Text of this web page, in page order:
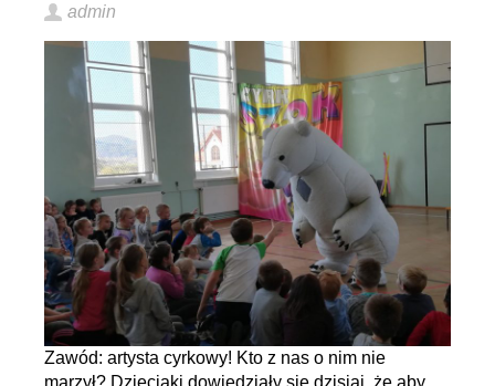
admin
Zawód: artysta cyrkowy! Kto z nas o nim nie
marzył? Dzieciaki dowiedziały się dzisiaj, że aby